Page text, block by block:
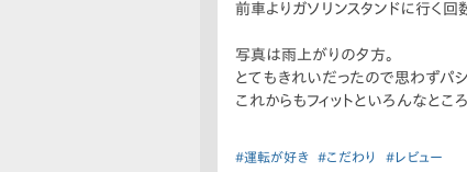
前車よりガソリンスタンドに行く回
写真は雨上がりの夕方。
とてもきれいだったので思わずパシ
これからもフィットといろんなとこ
#運転が好き #こだわり #レビュー